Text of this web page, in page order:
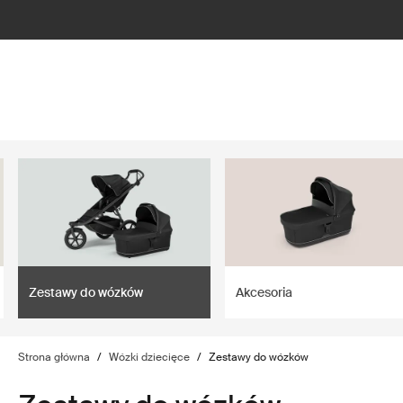
Zestawy do wózków Akcesoria
Strona główna / Wózki dziecięce / Zestawy do wózków